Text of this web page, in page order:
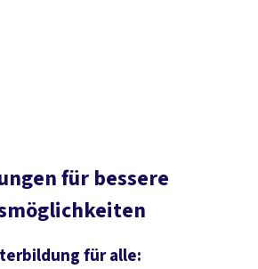
für bessere
für alle: